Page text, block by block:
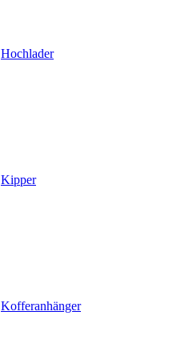
Hochlader
Kipper
Kofferanhänger